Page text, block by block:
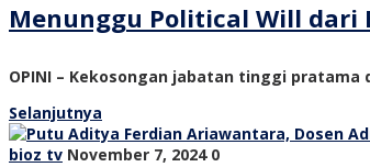
Menunggu Political Will dari
OPINI – Kekosongan jabatan tinggi
Selanjutnya
bioz tv November 7, 2024 0